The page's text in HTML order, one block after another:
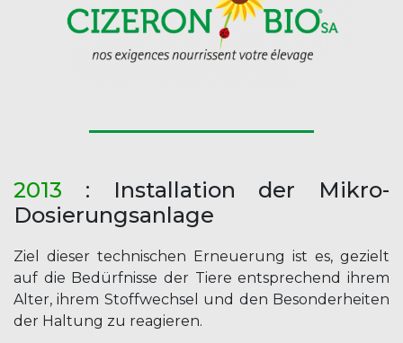
2013 : Installation der Mikro-
Dosierungsanlage
Ziel dieser technischen Erneuerung ist es, gezielt
auf die Bedürfnisse der Tiere entsprechend ihrem
Alter, ihrem Stoffwechsel und den Besonderheiten
der Haltung zu reagieren.